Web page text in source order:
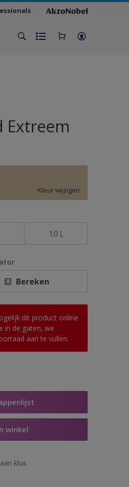
Extreem
Kleur wijzigen
10 L
Bereken
dit product online
in de gaten, we
aan te vullen.
winkel
klus